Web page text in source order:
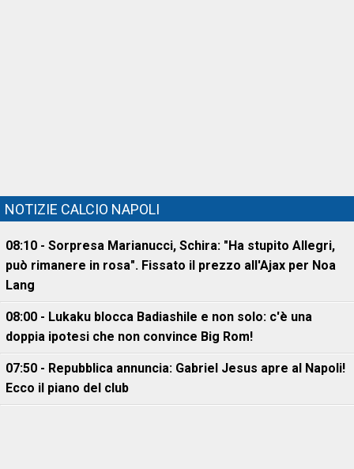
NOTIZIE CALCIO NAPOLI
08:10 - Sorpresa Marianucci, Schira: "Ha stupito Allegri,
può rimanere in rosa". Fissato il prezzo all'Ajax per Noa
Lang
08:00 - Lukaku blocca Badiashile e non solo: c'è una
doppia ipotesi che non convince Big Rom!
07:50 - Repubblica annuncia: Gabriel Jesus apre al Napoli!
Ecco il piano del club